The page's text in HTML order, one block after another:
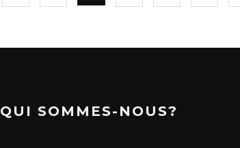
QUI SOMMES-NOUS?